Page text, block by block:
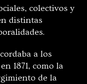
colectivos y
distintas
a los
1871, como la
de la